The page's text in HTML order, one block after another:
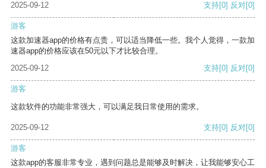
2025-09-12
支持[0] 反对[0]
游客
这款加速器app的价格有点贵，可以适当降低一些。我个人觉得，一款加
速器app的价格应该在50元以下才比较合理。
2025-09-12
支持[0] 反对[0]
游客
这款软件的功能非常强大，可以满足我日常使用的需求。
2025-09-12 支持[0] 反对[0]
游客
这款app的客服非常专业，遇到问题总是能够及时解决，让我能够安心工